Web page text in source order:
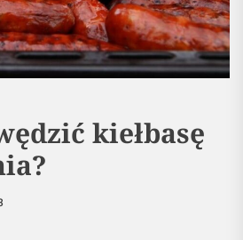
kiełbasę